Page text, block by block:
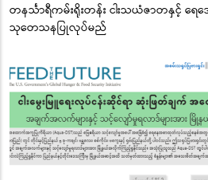
တနင်္သာရီကမ်းရိုးတန်း ငါးသယံဇာတနှင့် ရေ
သုတေသနပြုလုပ်မည်